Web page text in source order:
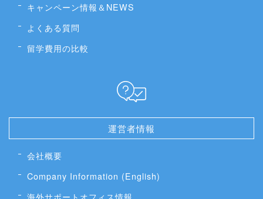
キャンペーン情報＆NEWS
よくある質問
留学費用の比較
運営者情報
会社概要
Company Information (English)
海外サポートオフィス情報